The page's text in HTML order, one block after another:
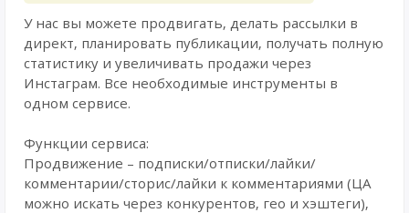
У нас вы можете продвигать, делать рассылки в
директ, планировать публикации, получать полную
статистику и увеличивать продажи через
Инстаграм. Все необходимые инструменты в
одном сервисе.
Функции сервиса:
Продвижение – подписки/отписки/лайки/
комментарии/сторис/лайки к комментариями (ЦА
можно искать через конкурентов, гео и хэштеги),